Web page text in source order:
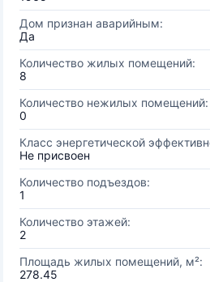
Дом признан аварийным:
Да
Количество жилых помещений:
8
Количество нежилых помещений:
0
Класс энергетической
Не присвоен
Количество подъездов:
1
Количество этажей:
2
Площадь жилых помещений, м²:
278.45